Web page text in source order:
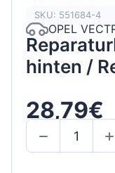
SKU: 551684-4
OPEL
hinten /
28,79€